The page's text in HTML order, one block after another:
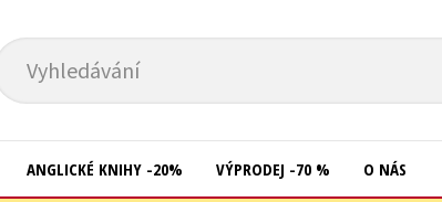
Vyhledávání
ANGLICKÉ KNIHY -20% VÝPRODEJ -70 % O NÁS